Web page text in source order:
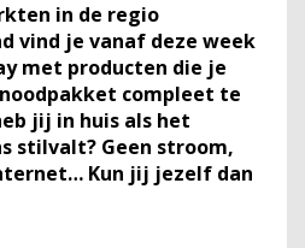
in de regio
vind je vanaf deze week
met producten die je
compleet te
jij in huis als het
stilvalt? Geen stroom,
Kun jij jezelf dan